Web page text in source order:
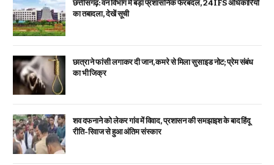
छत्तीसगढ़: वन विभाग में बड़ा प्रशासनिक फेरबदल, 24 IFS अधिकारियों
का तबादला, देखें सूची
छात्रा ने फांसी लगाकर दी जान, कमरे से मिला सुसाइड नोट; प्रेम संबंध
का भी जिक्र
शव दफनाने को लेकर गांव में विवाद, प्रशासन की समझाइश के बाद हिंदू
रीति-रिवाज से हुआ अंतिम संस्कार